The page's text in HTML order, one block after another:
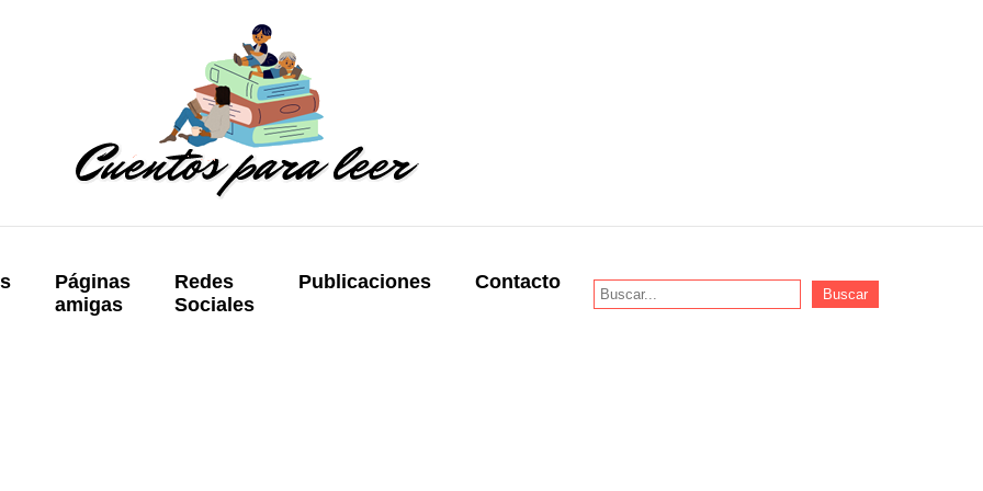
Páginas
amigas
Redes
Sociales
Publicaciones Contacto
Buscar